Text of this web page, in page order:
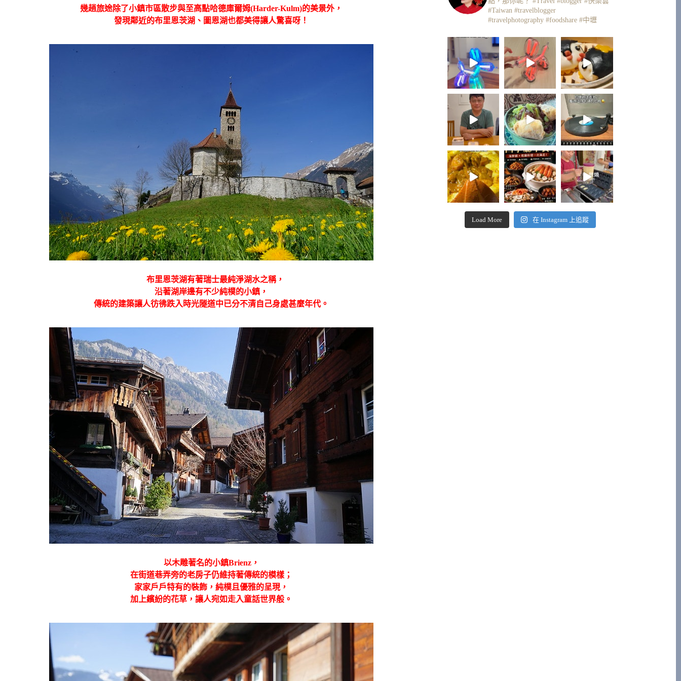
幾趟旅途除了小鎮市區散步與至高點哈德庫爾姆(Harder-Kulm)的美景外，
發現鄰近的布里恩茨湖、圖恩湖也都美得讓人驚喜呀！
布里恩茨湖有著瑞士最純淨湖水之稱，
沿著湖岸邊有不少純樸的小鎮，
傳統的建築讓人彷彿跌入時光隧道中已分不清自己身處甚麼年代。
以木雕著名的小鎮Brienz，
在街道巷弄旁的老房子仍維持著傳統的模樣；
家家戶戶特有的裝飾，純樸且優雅的呈現，
加上繽紛的花草，讓人宛如走入童話世界般。
#Taiwan #travelblogger
#travelphotography #foodshare #中壢
Load More 在 Instagram 上追蹤